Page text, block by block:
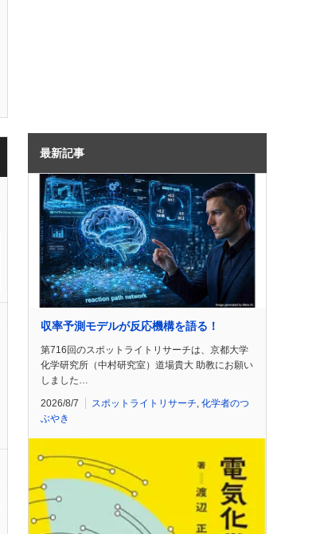
最新記事
収率予測モデルが反応機構を語る！
第716回のスポットライトリサーチは、京都大学
化学研究所（中村研究室）道場貴大 助教にお願い
しました…
2026/8/7 スポットライトリサーチ 化学者のつ
ぶやき